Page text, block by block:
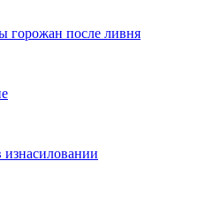
горожан после ливня